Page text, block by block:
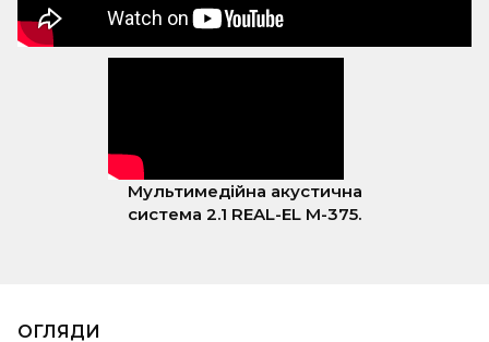
Мультимедійна акустична
система 2.1 REAL-EL M-375.
ОГЛЯДИ